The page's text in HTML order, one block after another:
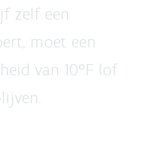
zelf een
moet een
van 10°F (of